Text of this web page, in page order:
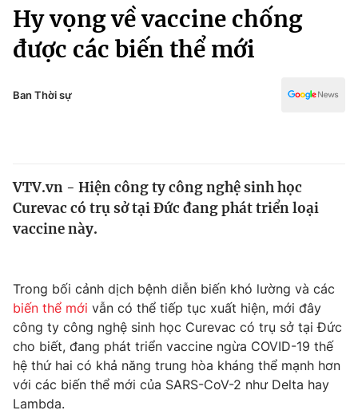
Chuyên mục
Chính trị
Thế giới
Thế giới đó đây
Câu chuyện quốc tế
Tài chính
Thị trường
Góc doanh nghiệp
Dữ liệu và đời sống
Truyền hình
Phim VTV
Giải trí
Kinh tế
Thể thao
Truyền hình
Y tế
Hy vọng về vaccine chống
được các biến thể mới
Ban Thời sự
VTV.vn - Hiện công ty công nghệ sinh học
Curevac có trụ sở tại Đức đang phát triển loại
vaccine này.
Trong bối cảnh dịch bệnh diễn biến khó lường và các
biến thể mới vẫn có thể tiếp tục xuất hiện, mới đây
công ty công nghệ sinh học Curevac có trụ sở tại Đức
cho biết, đang phát triển vaccine ngừa COVID-19 thế
hệ thứ hai có khả năng trung hòa kháng thể mạnh hơn
với các biến thể mới của SARS-CoV-2 như Delta hay
Lambda.